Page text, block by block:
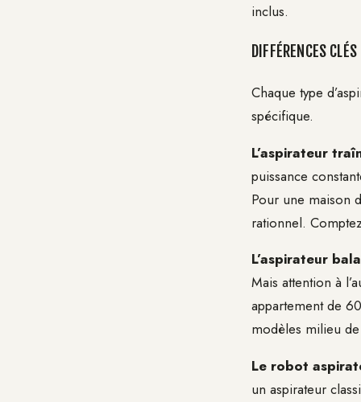
inclus.
DIFFÉRENCES
Chaque type
spécifique.
L’aspirateur
puissance
Pour une maison
rationnel.
L’aspirateur
Mais attention à
appartement de
modèles milieu
Le robot
un aspirateur